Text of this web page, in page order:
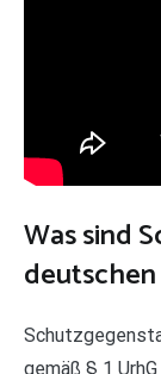
Was sind
gemäß § 1